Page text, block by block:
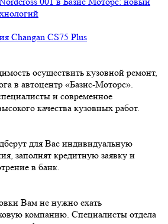
Changan CS75 Plus
осуществить кузовной ремонт,
в автоцентр «Базис-Моторс».
и современное
качества кузовных работ.
для Вас индивидуальную
заполнят кредитную заявку и
в банк.
Вам не нужно ехать
компанию. Специалисты отдела